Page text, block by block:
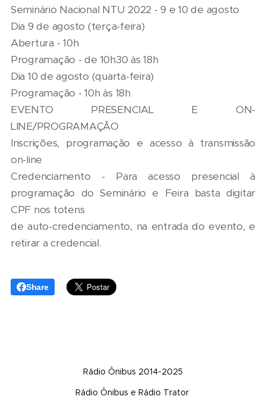
Seminário Nacional NTU 2022 - 9 e 10 de agosto
Dia 9 de agosto (terça-feira)
Abertura - 10h
Programação - de 10h30 às 18h
Dia 10 de agosto (quarta-feira)
Programação - 10h às 18h
EVENTO PRESENCIAL E ON-
LINE/PROGRAMAÇÃO
Inscrições, programação e acesso à transmissão
on-line
Credenciamento - Para acesso presencial à
programação do Seminário e Feira basta digitar
CPF nos totens
de auto-credenciamento, na entrada do evento, e
retirar a credencial.
Share
Rádio Ônibus 2014-2025
Rádio Ônibus e Rádio Trator